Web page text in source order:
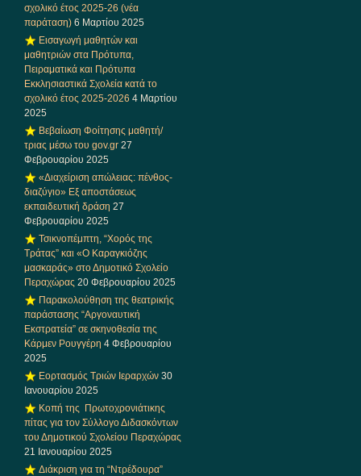
σχολικό έτος 2025-26 (νέα
παράταση) 6 Μαρτίου 2025
Εισαγωγή μαθητών και
μαθητριών στα Πρότυπα,
Πειραματικά και Πρότυπα
Εκκλησιαστικά Σχολεία κατά το
σχολικό έτος 2025-2026 4 Μαρτίου
2025
Βεβαίωση Φοίτησης μαθητή/
τριας μέσω του gov.gr 27
Φεβρουαρίου 2025
«Διαχείριση απώλειας: πένθος-
διαζύγιο» Eξ αποστάσεως
εκπαιδευτική δράση 27
Φεβρουαρίου 2025
Τσικνοπέμπτη, “Χορός της
Τράτας” και «Ο Καραγκιόζης
μασκαράς» στο Δημοτικό Σχολείο
Περαχώρας 20 Φεβρουαρίου 2025
Παρακολούθηση της θεατρικής
παράστασης “Αργοναυτική
Εκστρατεία” σε σκηνοθεσία της
Κάρμεν Ρουγγέρη 4 Φεβρουαρίου
2025
Εορτασμός Τριών Ιεραρχών 30
Ιανουαρίου 2025
Κοπή της Πρωτοχρονιάτικης
πίτας για τον Σύλλογο Διδασκόντων
του Δημοτικού Σχολείου Περαχώρας
21 Ιανουαρίου 2025
Διάκριση για τη “Ντρέδουρα”